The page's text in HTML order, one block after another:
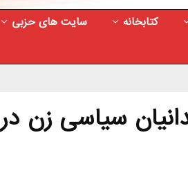
کتابخانه سایت های حزبی
سیاسی زن در